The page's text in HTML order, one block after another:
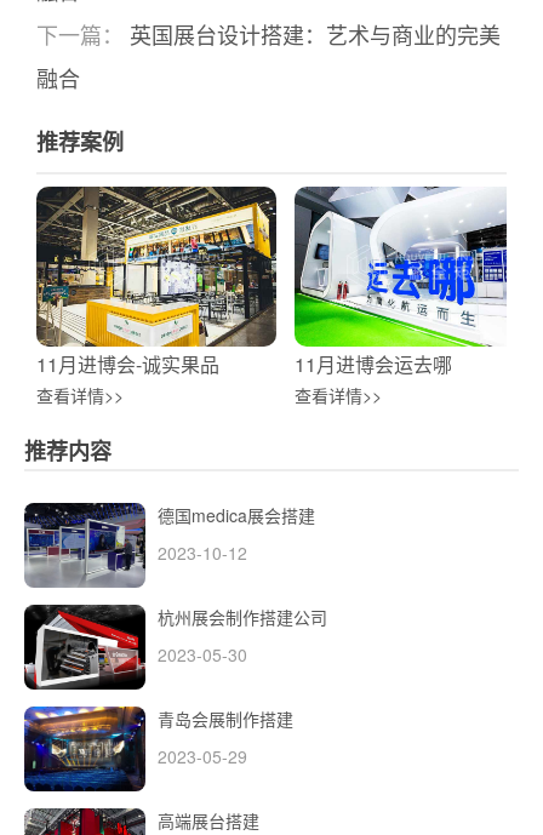
下一篇：
英国展台设计搭建：艺术与商业的完美
融合
推荐案例
11月进博会-诚实果品
查看详情>>
11月进博会运去哪
查看详情>>
推荐内容
德国medica展会搭建
2023-10-12
杭州展会制作搭建公司
2023-05-30
青岛会展制作搭建
2023-05-29
高端展台搭建